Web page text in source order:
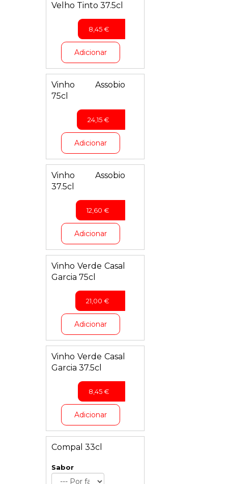
Velho Tinto 37.5cl
8,45€
Adicionar
Vinho Assobio
75cl
24,15€
Adicionar
Vinho Assobio
37.5cl
12,60 €
Adicionar
Vinho Verde Casal
Garcia 75cl
21,00 €
Adicionar
Vinho Verde Casal
Garcia 37.5cl
8,45€
Adicionar
Compal 33cl
Sabor